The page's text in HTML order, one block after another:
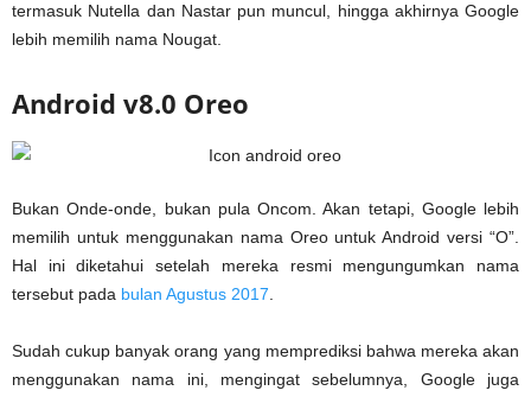
termasuk Nutella dan Nastar pun muncul, hingga akhirnya Google
lebih memilih nama Nougat.
Android v8.0 Oreo
Bukan Onde-onde, bukan pula Oncom. Akan tetapi, Google lebih
memilih untuk menggunakan nama Oreo untuk Android versi “O”.
Hal ini diketahui setelah mereka resmi mengungumkan nama
tersebut pada bulan Agustus 2017.
Sudah cukup banyak orang yang memprediksi bahwa mereka akan
menggunakan nama ini, mengingat sebelumnya, Google juga